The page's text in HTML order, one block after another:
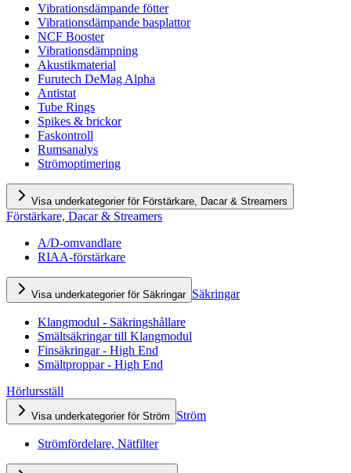
Vibrationsdämpande fötter
Vibrationsdämpande basplattor
NCF Booster
Vibrationsdämpning
Akustikmaterial
Furutech DeMag Alpha
Antistat
Tube Rings
Spikes & brickor
Faskontroll
Rumsanalys
Strömoptimering
Visa underkategorier för Förstärkare, Dacar & Streamers
Förstärkare, Dacar & Streamers
A/D-omvandlare
RIAA-förstärkare
Visa underkategorier för Säkringar Säkringar
Klangmodul - Säkringshållare
Smältsäkringar till Klangmodul
Finsäkringar - High End
Smältproppar - High End
Hörlursställ
Visa underkategorier för Ström Ström
Strömfördelare, Nätfilter